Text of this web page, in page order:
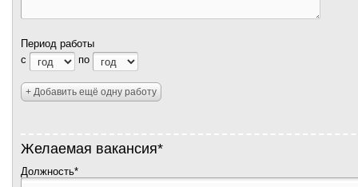
Период работы
с
по
+ Добавить ещё одну работу
Желаемая вакансия*
Должность*